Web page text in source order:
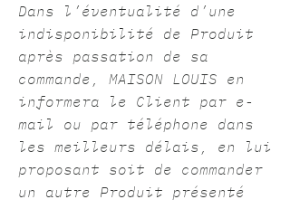
Dans l’éventualité d’une
indisponibilité de Produit
après passation de sa
commande, MAISON LOUIS en
informera le Client par e-
mail ou par téléphone dans
les meilleurs délais, en lui
proposant soit de commander
un autre Produit présenté